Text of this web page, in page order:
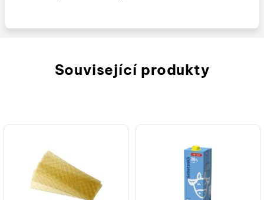
Související produkty